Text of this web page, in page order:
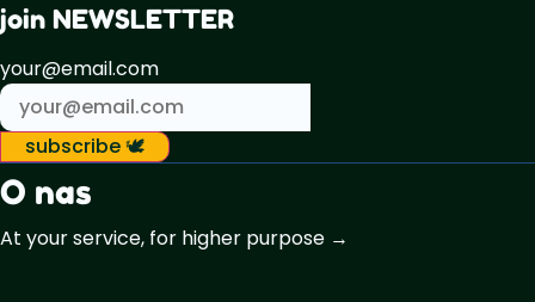
join NEWSLETTER
your@email.com
subscribe 🕊️
O nas
At your service, for higher purpose →